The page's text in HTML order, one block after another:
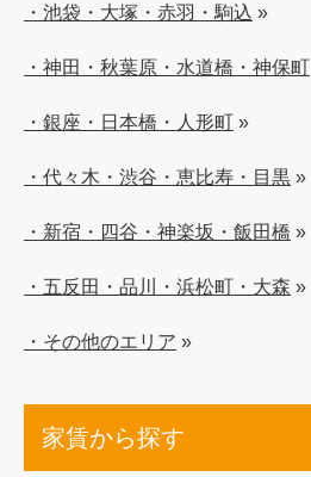
・池袋・大塚・赤羽・駒込 »
・神田・秋葉原・水道橋・神保町
・銀座・日本橋・人形町 »
・代々木・渋谷・恵比寿・目黒 »
・新宿・四谷・神楽坂・飯田橋 »
・五反田・品川・浜松町・大森 »
・その他のエリア »
家賃から探す